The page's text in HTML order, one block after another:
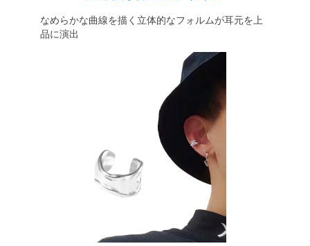
なめらかな曲線を描く立体的なフォルムが耳元を上
品に演出